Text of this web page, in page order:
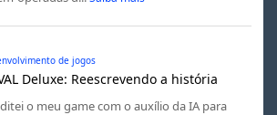
de jogos
Deluxe: Reescrevendo a história
o meu game com o auxílio da IA para